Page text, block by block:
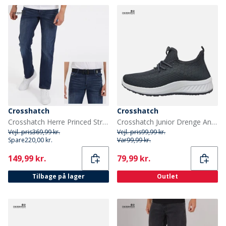
Crosshatch
Crosshatch Herre Princed Straight Fit Jeans Mørk Vask
Vejl. pris369,99 kr.
Spare220,00 kr.
Current
149,99 kr.
Tilbage på lager
Crosshatch
Crosshatch Junior Drenge Antioch træningssko Grå
Vejl. pris99,99 kr.
Var99,99 kr.
Current
79,99 kr.
Outlet